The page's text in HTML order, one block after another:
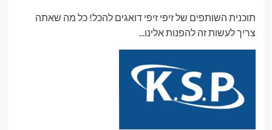
תוכנית השותפים של זיפי זיפי דואגים להכל! כל מה שאתה
צריך לעשות זה להפנות אלינו...